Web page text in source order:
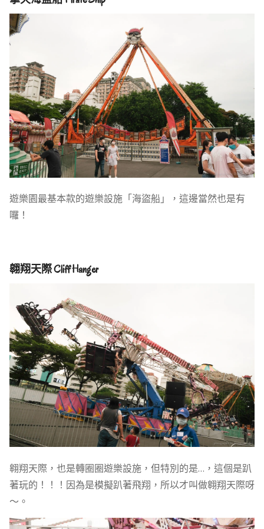
遊樂園最基本款的遊樂設施「海盜船」，這邊當然也是有
囉！
翱翔天際 Cliff Hanger
翱翔天際，也是轉圈圈遊樂設施，但特別的是…，這個是趴
著玩的！！！因為是模擬趴著飛翔，所以才叫做翱翔天際呀
～。